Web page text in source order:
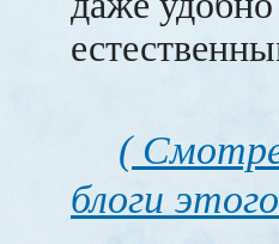
(
блоги